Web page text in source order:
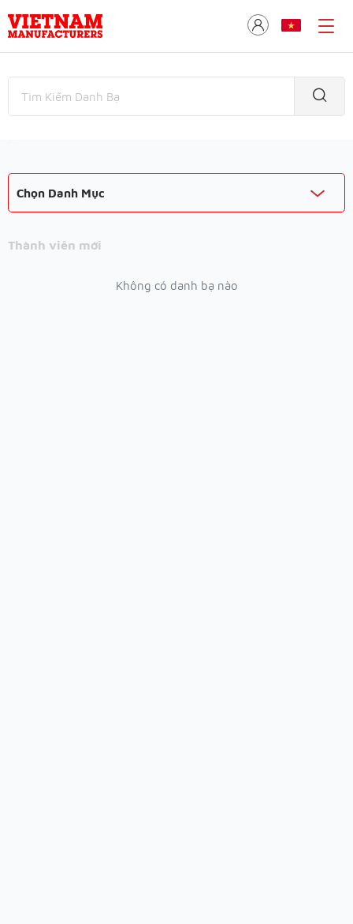
Chọn Danh Mục
Thành viên mới
Không có danh bạ nào